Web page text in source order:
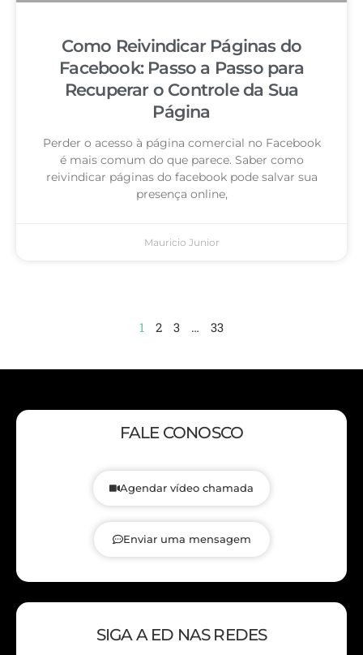
Como Reivindicar Páginas do
Facebook: Passo a Passo para
Recuperar o Controle da Sua
Página
Perder o acesso à página comercial no Facebook
é mais comum do que parece. Saber como
reivindicar páginas do facebook pode salvar sua
presença online,
Mauricio Junior
1 2 3 … 33
FALE CONOSCO
Agendar vídeo chamada
Enviar uma mensagem
SIGA A ED NAS REDES